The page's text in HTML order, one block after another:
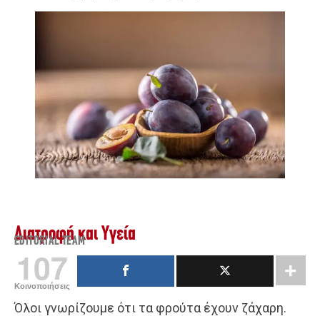
Διατροφή και Υγεία
EDITORIAL TEAM
107
Κοινοποιήσεις
Όλοι γνωρίζουμε ότι τα φρούτα έχουν ζάχαρη.